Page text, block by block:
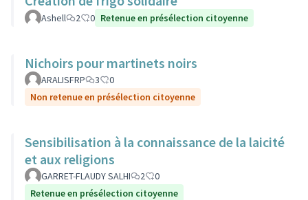
Ashell 2 0 Retenue en présélection citoyenne
Nichoirs pour martinets noirs
ARALISFRP 3
0
Non retenue en présélection citoyenne
Sensibilisation à la connaissance de la laicité
et aux religions
GARRET-FLAUDY SALHI 2
0
Retenue en présélection citoyenne